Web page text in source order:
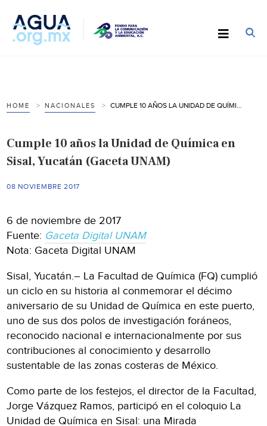
HOME NACIONALES
Cumple 10 años la Unidad de Química en
Sisal, Yucatán (Gaceta UNAM)
08 NOVIEMBRE 2017
6 de noviembre de 2017
Fuente: Gaceta Digital UNAM
Nota: Gaceta Digital UNAM
Sisal, Yucatán.– La Facultad de Química (FQ) cumplió
un ciclo en su historia al conmemorar el décimo
aniversario de su Unidad de Química en este puerto,
uno de sus dos polos de investigación foráneos,
reconocido nacional e internacionalmente por sus
contribuciones al conocimiento y desarrollo
sustentable de las zonas costeras de México.
Como parte de los festejos, el director de la Facultad,
Jorge Vázquez Ramos, participó en el coloquio La
Unidad de Química en Sisal: una Mirada